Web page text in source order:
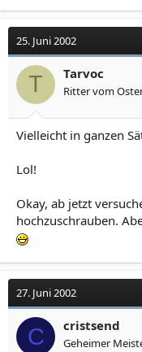
25. Juni 2002
T Tarvoc
Ritter vom
Vielleicht in ganzen
Lol!
Okay, ab jetzt
hochzuschrauben.
27. Juni 2002
C cristsend
Geheimer